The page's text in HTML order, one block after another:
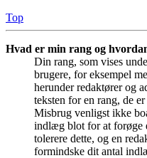
Top
Hvad er min rang og
Din rang, som vises
brugere, for eksempel
herunder redaktører og
teksten for en rang, de
Misbrug venligst ikke
indlæg blot for at forøge
tolerere dette, og en
formindske dit antal